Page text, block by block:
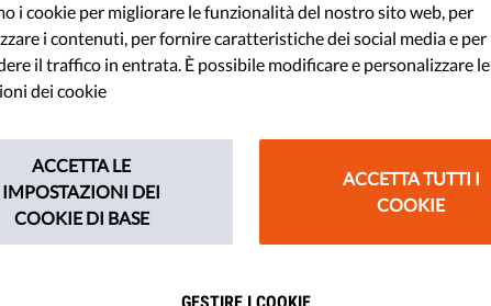
Digitale': È
essere altrettanto sicuri e
di immunità". Leggi il nostro
Pass.
i cookie per migliorare le funzionalità del nostro sito web, per
i contenuti, per fornire caratteristiche dei social media e per
il traffico in entrata. È possibile modificare e personalizzare le
dei cookie
ACCETTA LE
IMPOSTAZIONI DEI
COOKIE DI BASE
ACCETTA TUTTI I
COOKIE